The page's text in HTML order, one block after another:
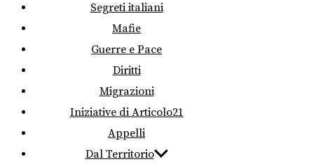
Segreti italiani
Mafie
Guerre e Pace
Diritti
Migrazioni
Iniziative di Articolo21
Appelli
Dal Territorio